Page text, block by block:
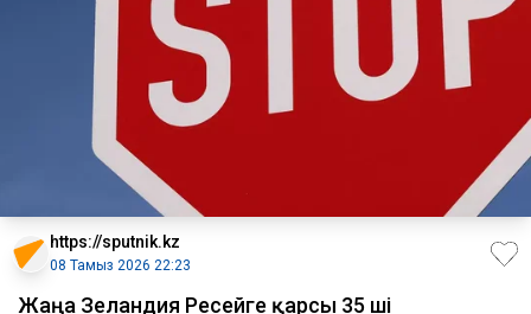
https://sputnik.kz
08 Тамыз 2026 22:23
Жаңа Зеландия Ресейге қарсы 35 ші